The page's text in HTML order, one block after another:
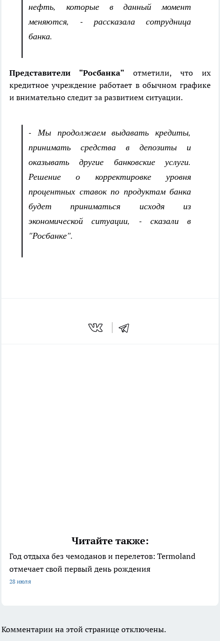
нефть, которые в данный момент
меняются, - рассказала сотрудница
банка.
Представители "Росбанка" отметили, что их
кредитное учреждение работает в обычном графике
и внимательно следит за развитием ситуации.
- Мы продолжаем выдавать кредиты,
принимать средства в депозиты и
оказывать другие банковские услуги.
Решение о корректировке уровня
процентных ставок по продуктам банка
будет приниматься исходя из
экономической ситуации, - сказали в
"Росбанке".
Читайте также:
Год отдыха без чемоданов и перелетов: Termoland
отмечает свой первый день рождения
28 июля
Комментарии на этой странице отключены.